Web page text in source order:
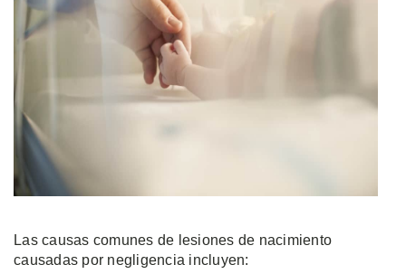
Las causas comunes de lesiones de nacimiento
causadas por negligencia incluyen: